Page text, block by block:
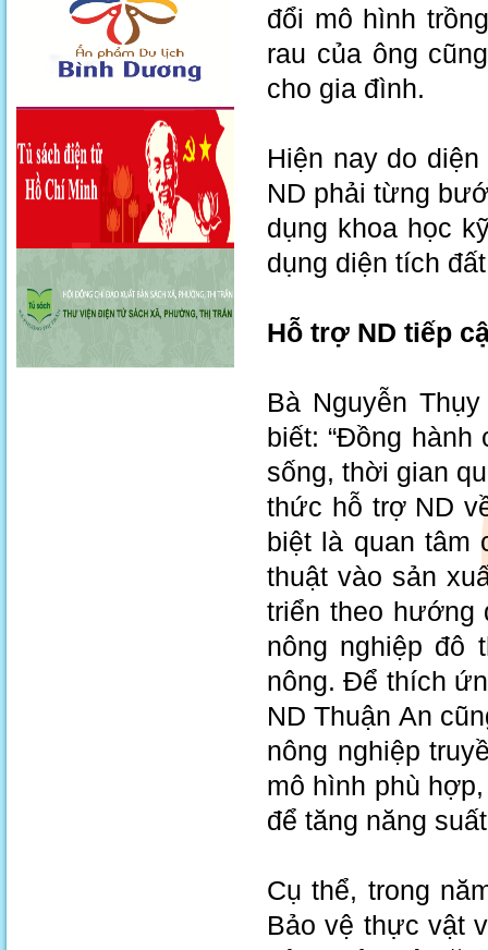
đổi mô hình
rau của ông
cho gia đình.
Hiện nay do
ND phải từng
dụng khoa học
dụng diện tích
Hỗ trợ ND tiếp
Bà Nguyễn
biết: “Đồng
sống, thời gian
thức hỗ trợ ND
biệt là quan tâm
thuật vào sản
triển theo hướng
nông nghiệp đô
nông. Để thích
ND Thuận An
nông nghiệp
mô hình phù
để tăng năng
Cụ thể, trong
Bảo vệ thực vật